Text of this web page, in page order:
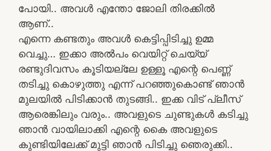
പോയി.. അവൾ എന്തോ ജോലി തിരക്കിൽ
ആണ്..
എന്നെ കണ്ടതും അവൾ കെട്ടിപ്പിടിച്ചു ഉമ്മ
വെച്ചു… ഇക്കാ അൽപം വെയിറ്റ് ചെയ്യ്
രണ്ടുദിവസം കൂടിയല്ലേ ഉള്ളൂ എന്റെ പെണ്ണ്
തടിച്ചു കൊഴുത്തു എന്ന് പറഞ്ഞുകൊണ്ട് ഞാൻ
മുലയിൽ പിടിക്കാൻ തുടങ്ങി.. ഇക്ക വിട് പ്ലീസ്
ആരെങ്കിലും വരും.. അവളുടെ ചുണ്ടുകൾ കടിച്ചു
ഞാൻ വായിലാക്കി എന്റെ കൈ അവളുടെ
കുണ്ടിയിലേക്ക് മുട്ടി ഞാൻ പിടിച്ചു ഞെരുക്കി..